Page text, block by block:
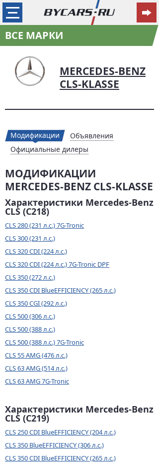
ВСЕ МАРКИ
MERCEDES-BENZ
CLS-KLASSE
Модификации
Объявления
Официальные дилеры
МОДИФИКАЦИИ
MERCEDES-BENZ CLS-KLASSE
Характеристики Mercedes-Benz
CLS (C218)
CLS 280 (231 л.с.) 7G-Tronic
CLS 300 (231 л.с.)
CLS 320 CDI (224 л.с.)
CLS 320 CDI (224 л.с.) 7G-Tronic DPF
CLS 350 (272 л.с.)
CLS 350 CDI BlueEFFICIENCY (265 л.с.)
CLS 350 CGI (292 л.с.)
CLS 500 (306 л.с.)
CLS 500 (388 л.с.)
CLS 500 (388 л.с.) 7G-Tronic
CLS 55 AMG (476 л.с.)
CLS 63 AMG (514 л.с.)
CLS 63 AMG 7G-Tronic
Характеристики Mercedes-Benz
CLS (C219)
CLS 250 CDI BlueEFFICIENCY (204 л.с.)
CLS 350 BlueEFFICIENCY (306 л.с.)
CLS 350 CDI BlueEFFICIENCY (265 л.с.)